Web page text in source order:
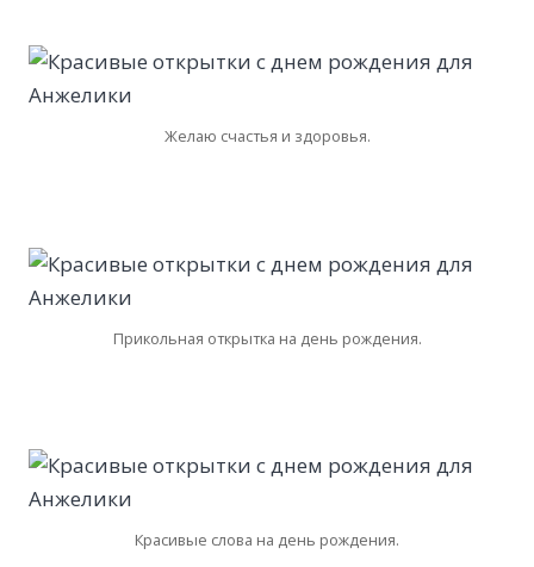
Желаю счастья и здоровья.
Прикольная открытка на день рождения.
Красивые слова на день рождения.